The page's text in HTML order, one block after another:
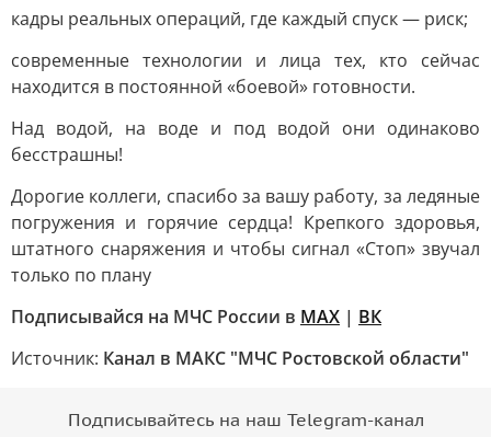
кадры реальных операций, где каждый спуск — риск;
современные технологии и лица тех, кто сейчас
находится в постоянной «боевой» готовности.
Над водой, на воде и под водой они одинаково
бесстрашны!
Дорогие коллеги, спасибо за вашу работу, за ледяные
погружения и горячие сердца! Крепкого здоровья,
штатного снаряжения и чтобы сигнал «Стоп» звучал
только по плану
Подписывайся на МЧС России в MAX | ВК
Источник: Канал в МАКС "МЧС Ростовской области"
Подписывайтесь на наш Telegram-канал